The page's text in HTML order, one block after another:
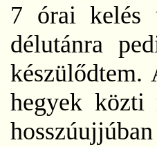
7 órai kelés
délutánra
hegyek